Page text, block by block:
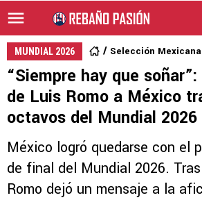
MUNDIAL 2026 Selección Mexicana
“Siempre hay que
de Luis Romo a México
octavos del Mundial 2026
México logró quedarse con el
de final del Mundial 2026.
Romo dejó un mensaje a la